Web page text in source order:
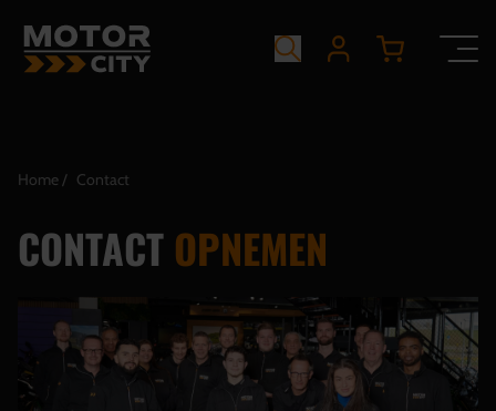
Home Contact
CONTACT OPNEMEN